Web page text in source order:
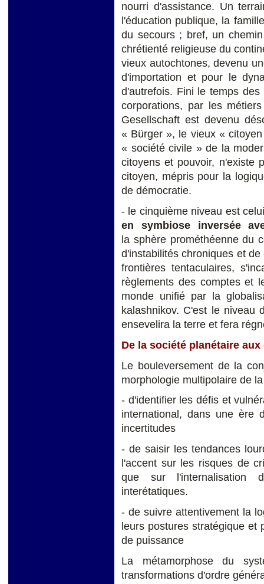
nourri d'assistance. Un
l'éducation publique, la
du secours ; bref, un
chrétienté religieuse du
vieux autochtones, devenu
d'importation et pour le
d'autrefois. Fini le temps
corporations, par les
Gesellschaft est devenu
« Bürger », le vieux «
« société civile » de la
citoyens et pouvoir, n'existe
citoyen, mépris pour la
de démocratie.
- le cinquième niveau est
en symbiose inversée
la sphère prométhéenne du
d'instabilités chroniques et
frontières tentaculaires,
règlements des comptes et
monde unifié par la
kalashnikov. C'est le niveau
ensevelira la terre et fera
De la société planétaire
Le bouleversement de la
morphologie multipolaire de
- d'identifier les défis et
international, dans une ère
incertitudes
- de saisir les tendances
l'accent sur les risques de
que sur l'internalisation
interétatiques.
- de suivre attentivement la
leurs postures stratégique et
de puissance
La métamorphose du
transformations d'ordre